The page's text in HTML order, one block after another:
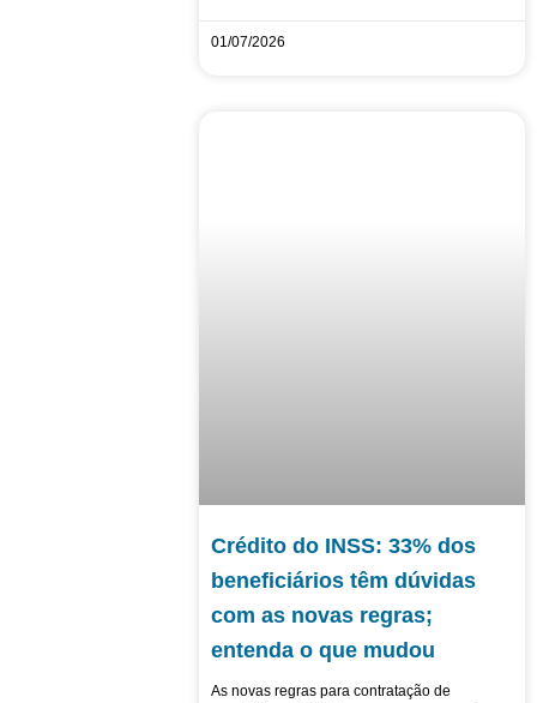
01/07/2026
Crédito do INSS: 33% dos
beneficiários têm dúvidas
com as novas regras;
entenda o que mudou
As novas regras para contratação de